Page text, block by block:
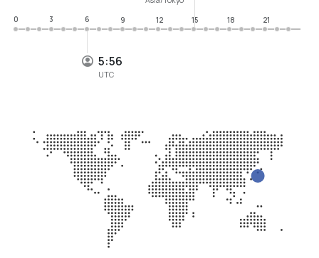
5:56
UTC
0
3 6 9 12 15 18 21